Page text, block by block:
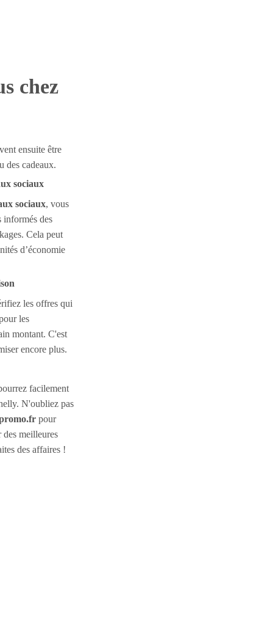
chez
ensuite être
des cadeaux.
sociaux
sociaux, vous
informés des
Cela peut
d’économie
les offres qui
les
montant. C'est
encore plus.
facilement
N'oubliez pas
pour
des meilleures
des affaires !